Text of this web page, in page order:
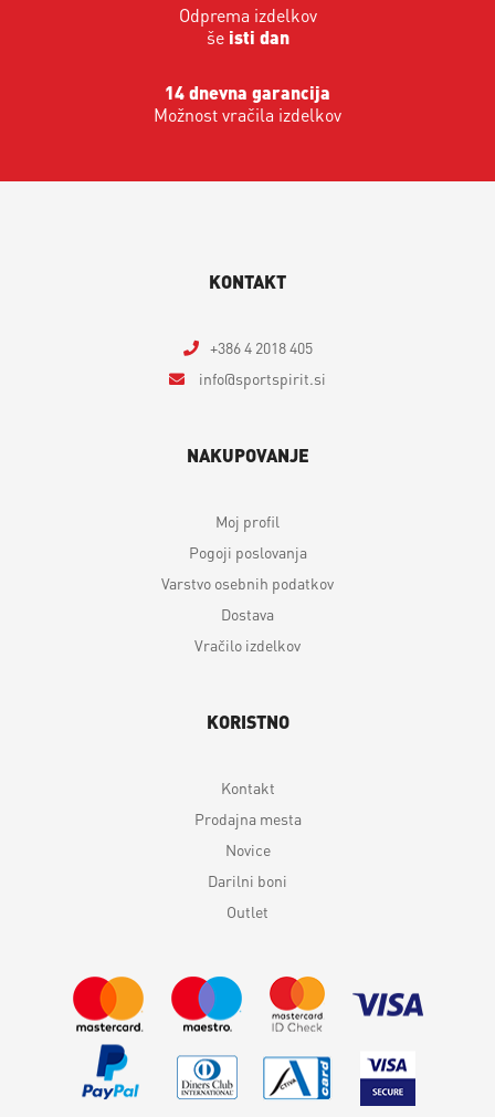
Odprema izdelkov
še isti dan
14 dnevna garancija
Možnost vračila izdelkov
KONTAKT
+386 4 2018 405
info
sportspirit.si
NAKUPOVANJE
Moj profil
Pogoji poslovanja
Varstvo osebnih podatkov
Dostava
Vračilo izdelkov
KORISTNO
Kontakt
Prodajna mesta
Novice
Darilni boni
Outlet